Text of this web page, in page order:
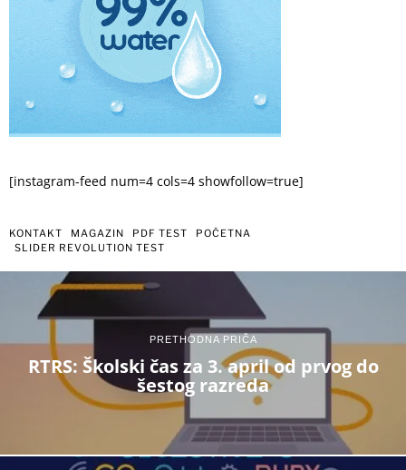
[instagram-feed num=4 cols=4 showfollow=true]
KONTAKT MAGAZIN PDF TEST
POČETNA
SLIDER REVOLUTION TEST
PRETHODNA PRIČA
RTRS: Školski čas za 3. april od prvog do
šestog razreda